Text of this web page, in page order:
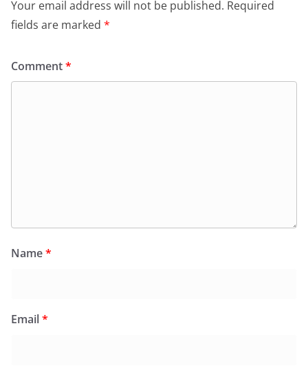
Your email address will not be published. Required
fields are marked *
Comment*
Name*
Email*